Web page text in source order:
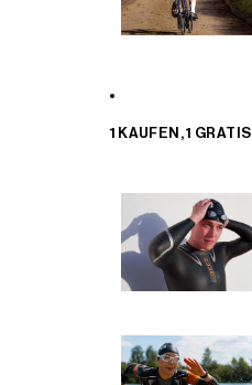
1 KAUFEN, 1 GRATIS